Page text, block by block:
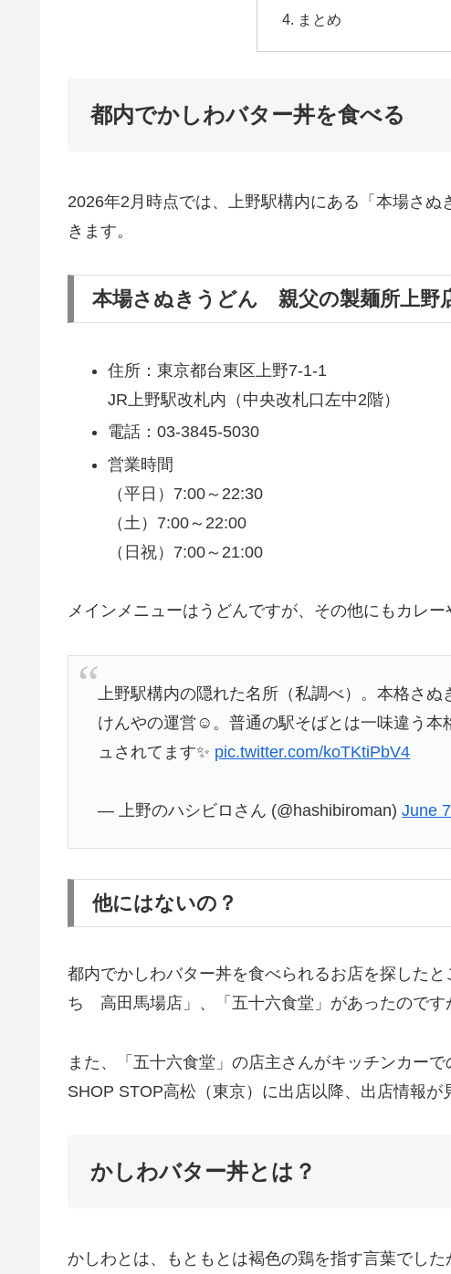
まとめ
都内でかしわバター丼を食べる
2026年2月時点では、上野駅構内にある「本場さ
きます。
本場さぬきうどん 親父の製麺所上野
住所：東京都台東区上野7-1-1
JR上野駅改札内（中央改札口左中2階）
電話：03-3845-5030
営業時間
（平日）7:00～22:30
（土）7:00～22:00
（日祝）7:00～21:00
メインメニューはうどんですが、その他にもカレ
上野駅構内の隠れた名所（私調べ）。本格さ
けんやの運営☺️。普通の駅そばとは一味違う本
ュされてます✨️ pic.twitter.com/koTKtiPbV4
— 上野のハシビロさん (@hashibiroman)June
他にはないの？
都内でかしわバター丼を食べられるお店を探した
ち 高田馬場店」、「五十六食堂」があったのです
また、「五十六食堂」の店主さんがキッチンカー
SHOP STOP高松（東京）に出店以降、出店情報が
かしわバター丼とは？
かしわとは、もともとは褐色の鶏を指す言葉でし